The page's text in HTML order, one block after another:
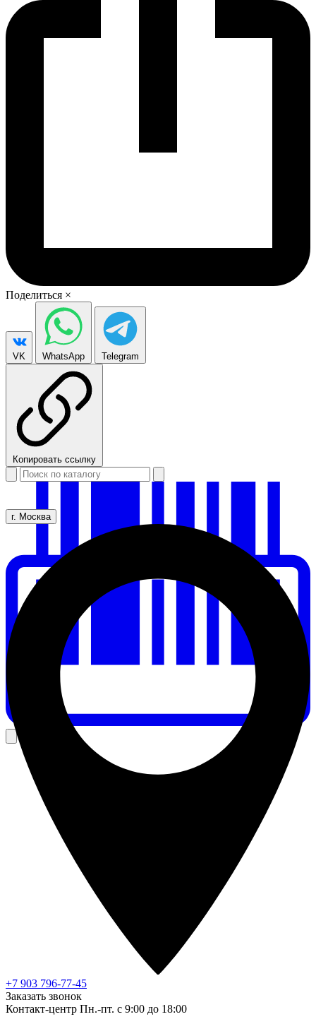
Поделиться ×
VK WhatsApp Telegram
Копировать ссылку
+7 903 796-77-45
Заказать звонок
Контакт-центр Пн.-пт. с 9:00 до 18:00